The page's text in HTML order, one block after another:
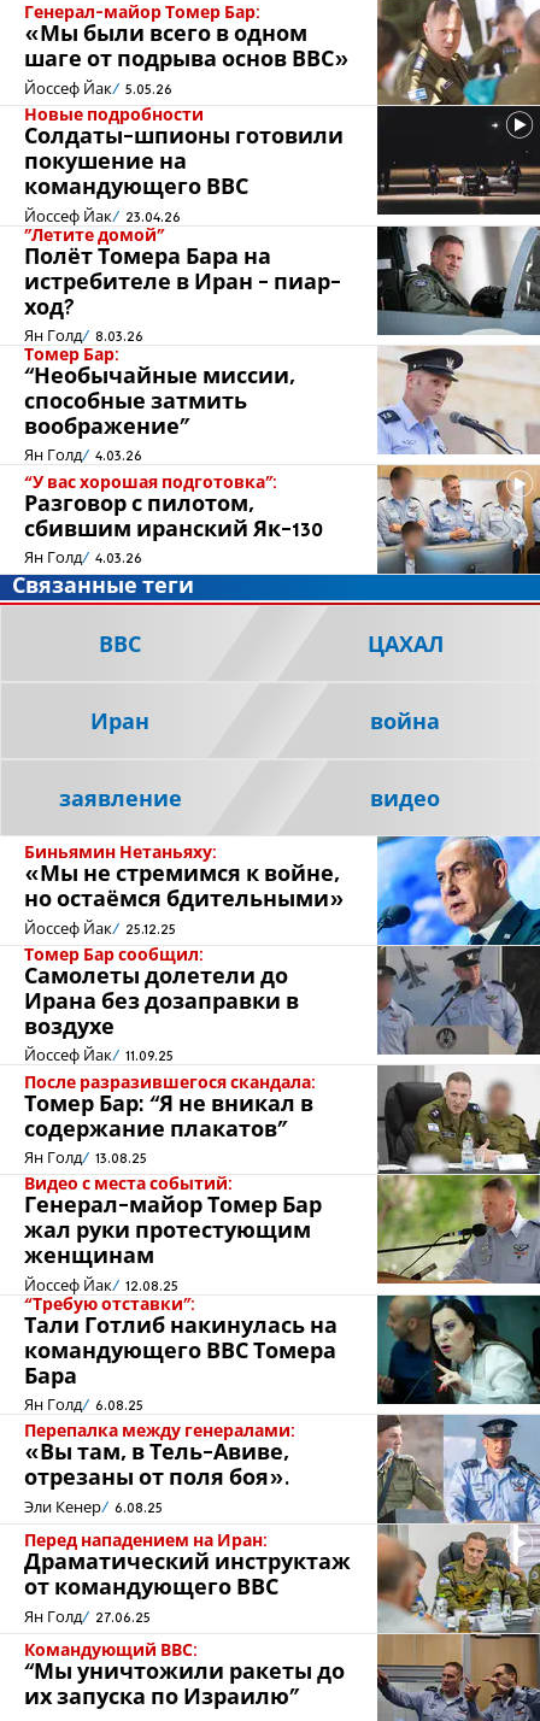
Генерал-майор Томер Бар:
«Мы были всего в одном
шаге от подрыва основ ВВС»
Йоссеф Йак 5.05.26
Новые подробности
Солдаты-шпионы готовили
покушение на
командующего ВВС
Йоссеф Йак 23.04.26
"Летите домой"
Полёт Томера Бара на
истребителе в Иран - пиар-
ход?
Ян Голд 8.03.26
Томер Бар:
“Необычайные миссии,
способные затмить
воображение"
Ян Голд 4.03.26
“У вас хорошая подготовка":
Разговор с пилотом,
сбившим иранский Як-130
Ян Голд 4.03.26
Биньямин Нетаньяху:
«Мы не стремимся к войне,
но остаёмся бдительными»
Йоссеф Йак 25.12.25
Томер Бар сообщил:
Самолеты долетели до
Ирана без дозаправки в
воздухе
Йоссеф Йак 11.09.25
После разразившегося скандала:
Томер Бар: “Я не вникал в
содержание плакатов”
Ян Голд 13.08.25
Видео с места событий:
Генерал-майор Томер Бар
жал руки протестующим
женщинам
Йоссеф Йак 12.08.25
“Требую отставки”:
Тали Готлиб накинулась на
командующего ВВС Томера
Бара
Ян Голд 6.08.25
Перепалка между генералами:
«Вы там, в Тель-Авиве,
отрезаны от поля боя».
Эли Кенер 6.08.25
Перед нападением на Иран:
Драматический инструктаж
от командующего ВВС
Ян Голд 27.06.25
Командующий ВВС:
“Мы уничтожили ракеты до
их запуска по Израилю”
Связанные теги
ВВС ЦАХАЛ
Иран война
заявление видео